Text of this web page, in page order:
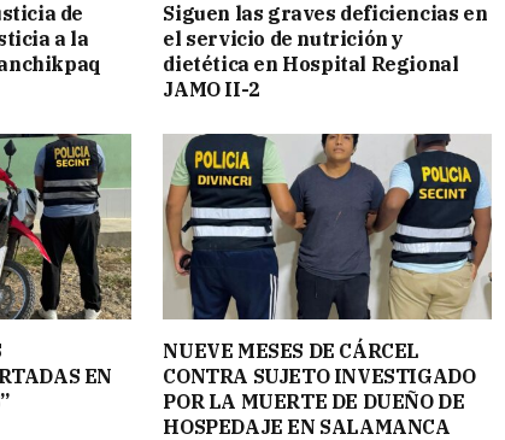
de
a la
Siguen las graves deficiencias en
el servicio de nutrición y
dietética en Hospital Regional
JAMO II-2
EN
NUEVE MESES DE CÁRCEL
CONTRA SUJETO INVESTIGADO
POR LA MUERTE DE DUEÑO DE
HOSPEDAJE EN SALAMANCA